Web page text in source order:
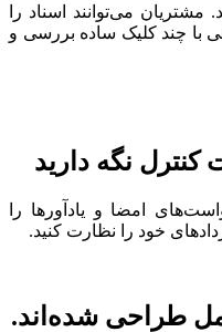
مشتریان می‌توانند اسناد را
با چند کلیک ساده بررسی و
نگه دارید
امضا و یادآورها را
خود را نظارت کنید.
طراحی شده‌اند.